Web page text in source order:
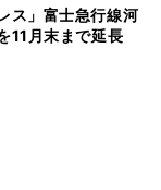
ス」富士急行線河
11月末まで延長